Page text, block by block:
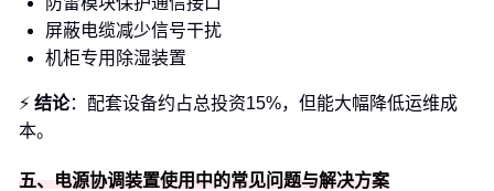
屏蔽电缆减少信号干扰
机柜专用除湿装置
⚡ 结论：配套设备约占总投资15%，但能大幅降低运维成
本。
五、电源协调装置使用中的常见问题与解决方案